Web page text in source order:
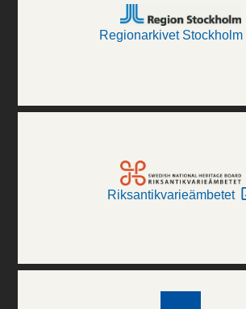
Regionarkivet Stockholm
Riksantikvarieämbetet